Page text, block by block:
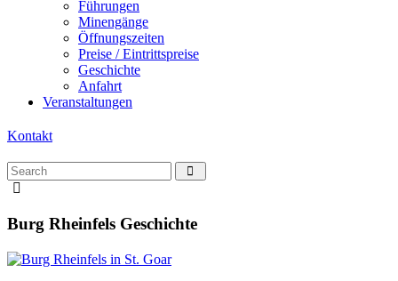
Führungen
Minengänge
Öffnungszeiten
Preise / Eintrittspreise
Geschichte
Anfahrt
Veranstaltungen
Kontakt
Burg Rheinfels Geschichte